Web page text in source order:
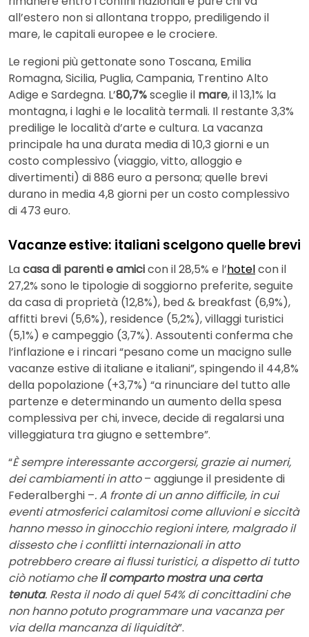
all’estero non si allontana troppo, prediligendo il
mare, le capitali europee e le crociere.
Le regioni più gettonate sono Toscana, Emilia
Romagna, Sicilia, Puglia, Campania, Trentino Alto
Adige e Sardegna. L’80,7%sceglie il mare, il 13,1% la
montagna, i laghi e le località termali. Il restante 3,3%
predilige le località d’arte e cultura. La vacanza
principale ha una durata media di 10,3 giorni e un
costo complessivo (viaggio, vitto, alloggio e
divertimenti) di 886 euro a persona; quelle brevi
durano in media 4,8 giorni per un costo complessivo
di 473 euro.
Vacanze estive: italiani scelgono quelle brevi
Lacasa di parenti e amicicon il 28,5% e l’hotelcon il
27,2% sono le tipologie di soggiorno preferite, seguite
da casa di proprietà (12,8%), bed & breakfast (6,9%),
affitti brevi (5,6%), residence (5,2%), villaggi turistici
(5,1%) e campeggio (3,7%). Assoutenti conferma che
l’inflazione e i rincari “pesano come un macigno sulle
vacanze estive di italiane e italiani”, spingendo il 44,8%
della popolazione (+3,7%) “a rinunciare del tutto alle
partenze e determinando un aumento della spesa
complessiva per chi, invece, decide di regalarsi una
villeggiatura tra giugno e settembre”.
“È sempre interessante accorgersi, grazie ai numeri,
dei cambiamenti in atto– aggiunge il presidente di
Federalberghi –. A fronte di un anno difficile, in cui
eventi atmosferici calamitosi come alluvioni e siccità
hanno messo in ginocchio regioni intere, malgrado il
dissesto che i conflitti internazionali in atto
potrebbero creare ai flussi turistici, a dispetto di tutto
ciò notiamo cheil comparto mostra una certa
tenuta. Resta il nodo di quel 54% di concittadini che
non hanno potuto programmare una vacanza per
via della mancanza di liquidità”.